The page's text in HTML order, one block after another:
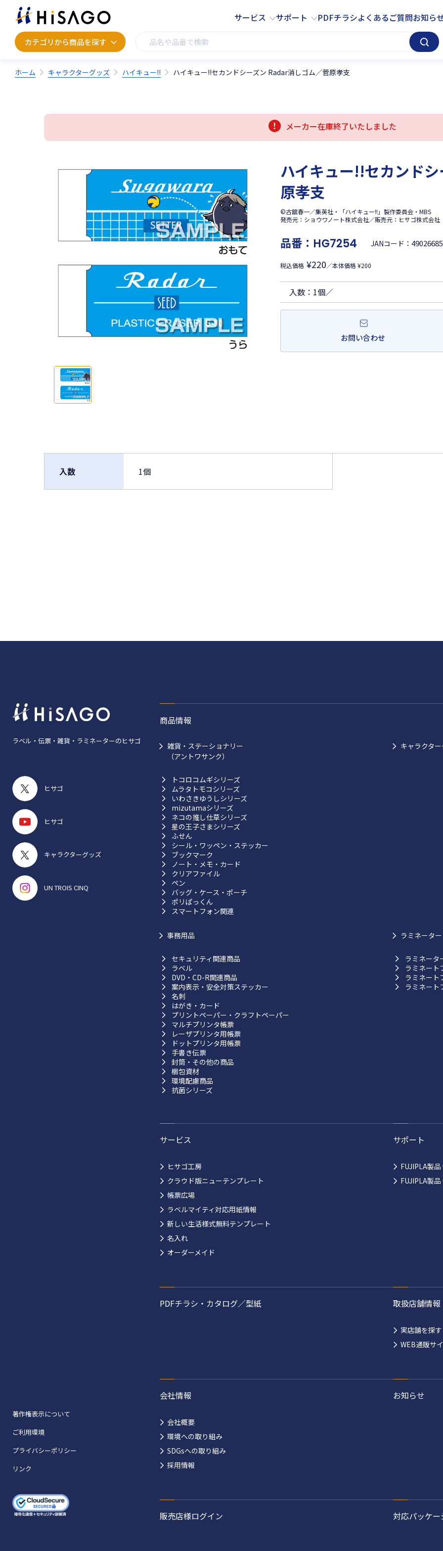
サービス サポート PDFチラシよくあるご質問お知ら
カテゴリから商品を探す
カテゴリから商品を探す サービス サポート
ホーム キャラクターグッズ ハイキュー!! ハイキュー!!セカンドシーズン Radar消しゴム／菅原孝支
メーカー在庫終了いたしました
ハイキュー!!セカンド
原孝支
©古舘春一／集英社・「ハイキュー!!」製作委員会・MBS
発売元：ショウワノート株式会社／販売元：ヒサゴ株式会社
品番： HG7254 JANコード：
税込価格 ¥220／本体価格 ¥200
入数：1個／
お問い合わせ
入数 1個
ラベル・伝票・雑貨・ラミネーターのヒサゴ
ヒサゴ
ヒサゴ
キャラクターグッズ
UN TROIS CINQ
著作権表示について
ご利用環境
プライバシーポリシー
リンク
商品情報
雑貨・ステーショナリー
（アントワサンク）
トコロコムギシリーズ
ムラタトモコシリーズ
いわさきゆうしシリーズ
mizutamaシリーズ
ネコの推し仕草シリーズ
星の王子さまシリーズ
ふせん
シール・ワッペン・ステッカー
ブックマーク
ノート・メモ・カード
クリアファイル
ペン
バッグ・ケース・ポーチ
ポリぱっくん
スマートフォン関連
キャラクタ
事務用品
セキュリティ関連商品
ラベル
DVD・CD-R関連商品
案内表示・安全対策ステッカー
名刺
はがき・カード
プリントペーパー・クラフトペーパー
マルチプリンタ帳票
レーザプリンタ用帳票
ドットプリンタ用帳票
手書き伝票
封筒・その他の商品
梱包資材
環境配慮商品
抗菌シリーズ
ラミネーター
ラミネータ
ラミネート
ラミネート
ラミネート
サービス
ヒサゴ工房
クラウド版ニューテンプレート
帳票広場
ラベルマイティ対応用紙情報
新しい生活様式無料テンプレート
名入れ
オーダーメイド
サポート
FUJIPLA製
FUJIPLA製
PDFチラシ・カタログ／型紙 取扱店舗情報
実店舗を探す
WEB通販サ
会社情報
会社概要
環境への取り組み
SDGsへの取り組み
採用情報
お知らせ
販売店様ログイン 対応パッケー